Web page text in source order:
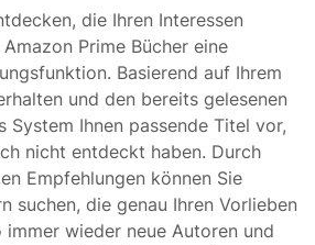
die Ihren Interessen
Prime Bücher eine
Basierend auf Ihrem
und den bereits gelesenen
System Ihnen passende Titel vor,
nicht entdeckt haben. Durch
Empfehlungen können Sie
suchen, die genau Ihren Vorlieben
wieder neue Autoren und